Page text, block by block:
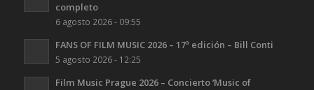
completo
6 agosto 2026 - 09:55
FANS OF FILM MUSIC 2026 – 17ª edición – Bill Conti
5 agosto 2026 - 12:25
Film Music Prague 2026 – Concierto ‘Music of